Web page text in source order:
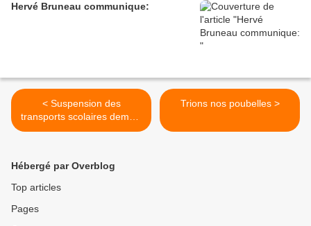
Hervé Bruneau communique:
< Suspension des
transports scolaires demain
vendredi
Trions nos poubelles >
Hébergé par Overblog
Top articles
Pages